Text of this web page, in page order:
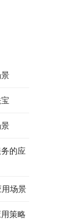
的应
场景
策略